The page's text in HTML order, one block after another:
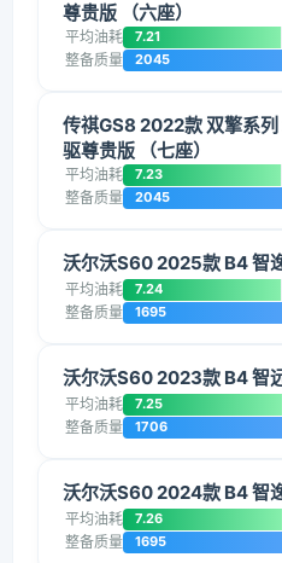
尊贵版 （六座）
平均油耗 7.21
整备质量 2045
传祺GS8 2022款 双擎系
驱尊贵版 （七座）
平均油耗 7.23
整备质量 2045
沃尔沃S60 2025款 B4 智
平均油耗 7.24
整备质量 1695
沃尔沃S60 2023款 B4 智
平均油耗 7.25
整备质量 1706
沃尔沃S60 2024款 B4 智
平均油耗 7.26
整备质量 1695